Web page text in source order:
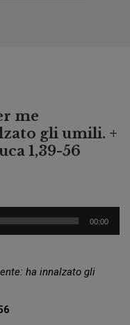
me
gli umili. +
1,39-56
00:00
ha innalzato gli